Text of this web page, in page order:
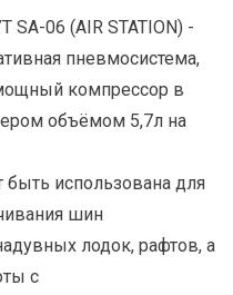
06 (AIR STATION) -
пневмосистема,
компрессор в
объёмом 5,7л на
использована для
шин
лодок, рафтов, а
с